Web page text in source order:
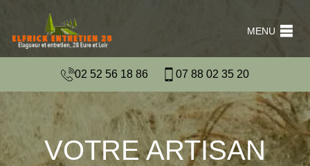
MENU
02 52 56 18 86 07 88 02 35 20
VOTRE ARTISAN